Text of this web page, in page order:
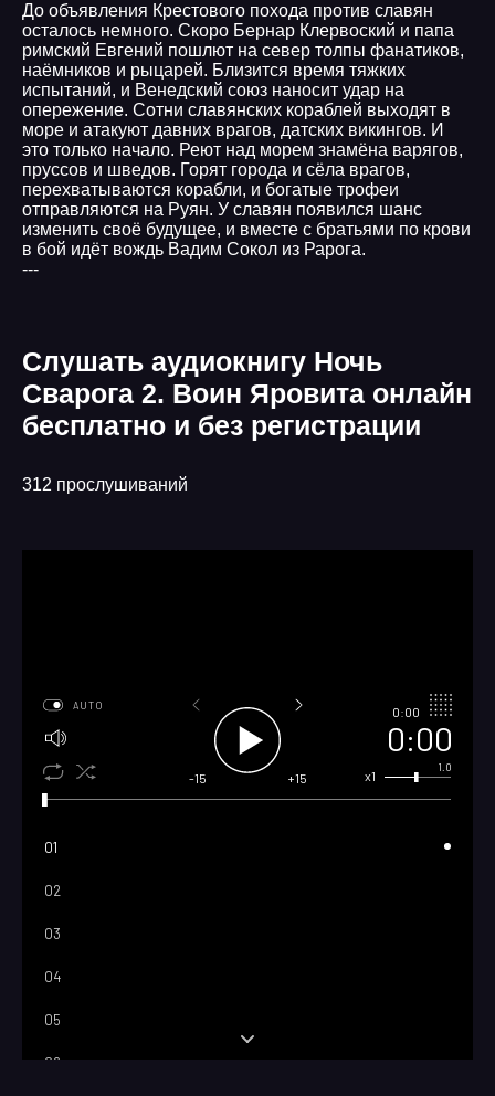
До объявления Крестового похода против славян
осталось немного. Скоро Бернар Клервоский и папа
римский Евгений пошлют на север толпы фанатиков,
наёмников и рыцарей. Близится время тяжких
испытаний, и Венедский союз наносит удар на
опережение. Сотни славянских кораблей выходят в
море и атакуют давних врагов, датских викингов. И
это только начало. Реют над морем знамёна варягов,
пруссов и шведов. Горят города и сёла врагов,
перехватываются корабли, и богатые трофеи
отправляются на Руян. У славян появился шанс
изменить своё будущее, и вместе с братьями по крови
в бой идёт вождь Вадим Сокол из Рарога.
---
Слушать аудиокнигу Ночь
Сварога 2. Воин Яровита онлайн
бесплатно и без регистрации
312 прослушиваний
0:00
0:00
1.0
x1
-15 +15
AUTO
01
02
03
04
05
06